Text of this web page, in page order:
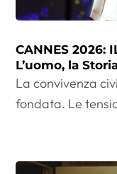
CANNES 2026:
L’uomo, la
La convivenza
fondata. Le